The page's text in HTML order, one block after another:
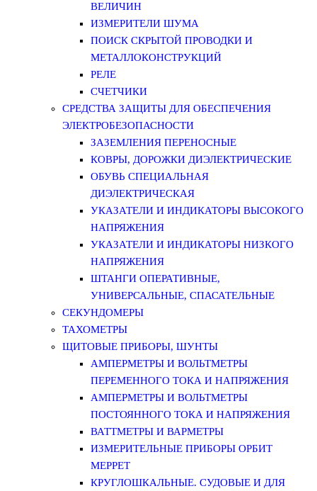
ВЕЛИЧИН
ИЗМЕРИТЕЛИ ШУМА
ПОИСК СКРЫТОЙ ПРОВОДКИ И
МЕТАЛЛОКОНСТРУКЦИЙ
РЕЛЕ
СЧЕТЧИКИ
СРЕДСТВА ЗАЩИТЫ ДЛЯ ОБЕСПЕЧЕНИЯ
ЭЛЕКТРОБЕЗОПАСНОСТИ
ЗАЗЕМЛЕНИЯ ПЕРЕНОСНЫЕ
КОВРЫ, ДОРОЖКИ ДИЭЛЕКТРИЧЕСКИЕ
ОБУВЬ СПЕЦИАЛЬНАЯ
ДИЭЛЕКТРИЧЕСКАЯ
УКАЗАТЕЛИ И ИНДИКАТОРЫ ВЫСОКОГО
НАПРЯЖЕНИЯ
УКАЗАТЕЛИ И ИНДИКАТОРЫ НИЗКОГО
НАПРЯЖЕНИЯ
ШТАНГИ ОПЕРАТИВНЫЕ,
УНИВЕРСАЛЬНЫЕ, СПАСАТЕЛЬНЫЕ
СЕКУНДОМЕРЫ
ТАХОМЕТРЫ
ЩИТОВЫЕ ПРИБОРЫ, ШУНТЫ
АМПЕРМЕТРЫ И ВОЛЬТМЕТРЫ
ПЕРЕМЕННОГО ТОКА И НАПРЯЖЕНИЯ
АМПЕРМЕТРЫ И ВОЛЬТМЕТРЫ
ПОСТОЯННОГО ТОКА И НАПРЯЖЕНИЯ
ВАТТМЕТРЫ И ВАРМЕТРЫ
ИЗМЕРИТЕЛЬНЫЕ ПРИБОРЫ ОРБИТ
МЕРРЕТ
КРУГЛОШКАЛЬНЫЕ. СУДОВЫЕ И ДЛЯ